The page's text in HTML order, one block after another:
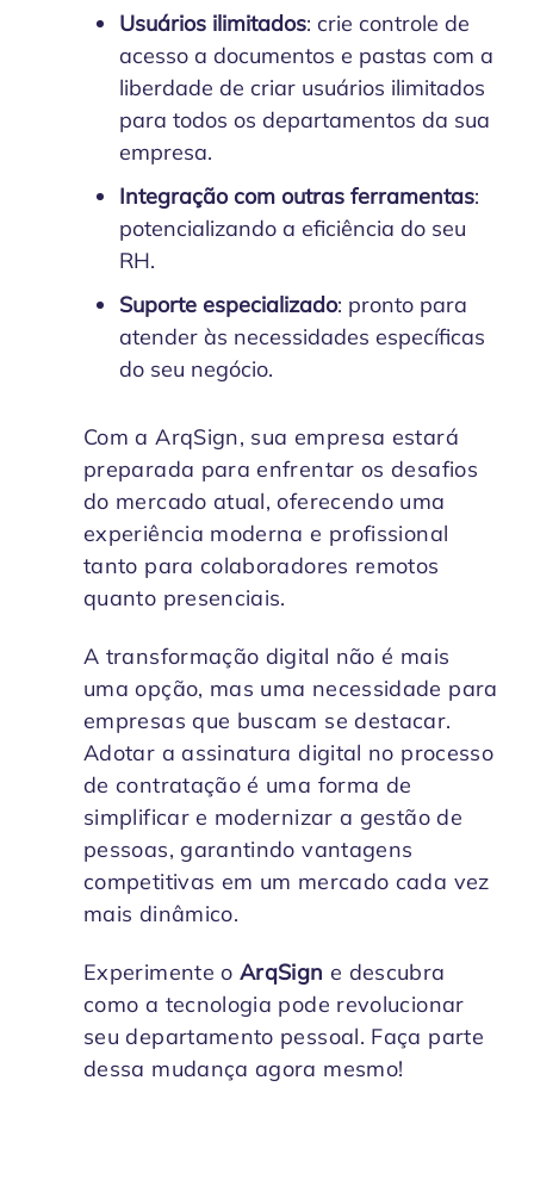
Usuários ilimitados: crie controle de
acesso a documentos e pastas com a
liberdade de criar usuários ilimitados
para todos os departamentos da sua
empresa.
Integração com outras ferramentas:
potencializando a eficiência do seu
RH.
Suporte especializado: pronto para
atender às necessidades específicas
do seu negócio.
Com a ArqSign, sua empresa estará
preparada para enfrentar os desafios
do mercado atual, oferecendo uma
experiência moderna e profissional
tanto para colaboradores remotos
quanto presenciais.
A transformação digital não é mais
uma opção, mas uma necessidade para
empresas que buscam se destacar.
Adotar a assinatura digital no processo
de contratação é uma forma de
simplificar e modernizar a gestão de
pessoas, garantindo vantagens
competitivas em um mercado cada vez
mais dinâmico.
Experimente oArqSign e descubra
como a tecnologia pode revolucionar
seu departamento pessoal. Faça parte
dessa mudança agora mesmo!